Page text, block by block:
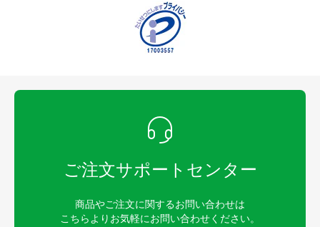
ご注文サポートセンター
商品やご注文に関するお問い合わせは
こちらよりお気軽にお問い合わせください。